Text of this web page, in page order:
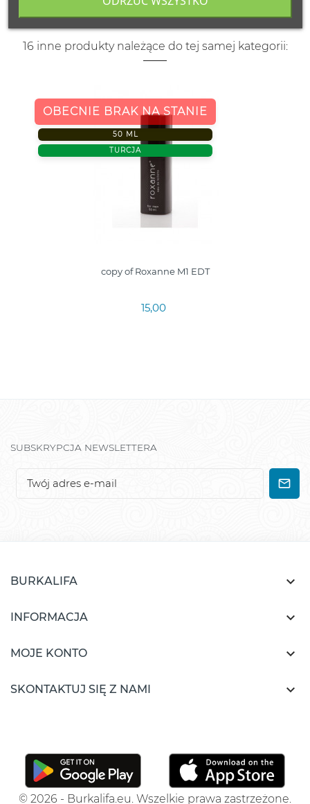
16 inne produkty należące do tej samej kategorii:
OBECNIE BRAK NA STANIE
50 ML
TURCJA
copy of Roxanne M1 EDT
15,00
SUBSKRYPCJA NEWSLETTERA
BURKALIFA 
INFORMACJA 
MOJE KONTO 
SKONTAKTUJ SIĘ Z NAMI 
© 2026 - Burkalifa.eu. Wszelkie prawa zastrzeżone.